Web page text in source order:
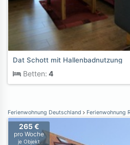
Dat Schott mit Hallenbadnutzung
Betten: 4
Ferienwohnung Deutschland Ferienwohnung
265 €
pro Woche
je Objekt